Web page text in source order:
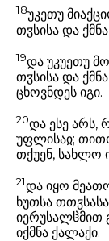
18უკეთუ
თჳსისა და
19და უკუეთუ
თჳსისა და
ცხოვნდეს იგი.
20და ესე არს,
უფლისაჲ;
თქუენ, სახლო
21და იყო
ხუთსა
იერუსალჱმით
იქმნა ქალაქი.